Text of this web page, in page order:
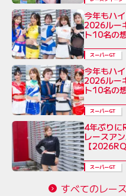
今年もハ
2026ルー
ト10名の
スーパーGT
今年もハ
2026ルー
ト10名の
スーパーGT
4年ぶりに
レースア
【
スーパーGT
すべてのレー